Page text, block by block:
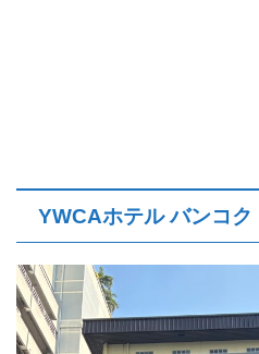
YWCAホテル バンコク